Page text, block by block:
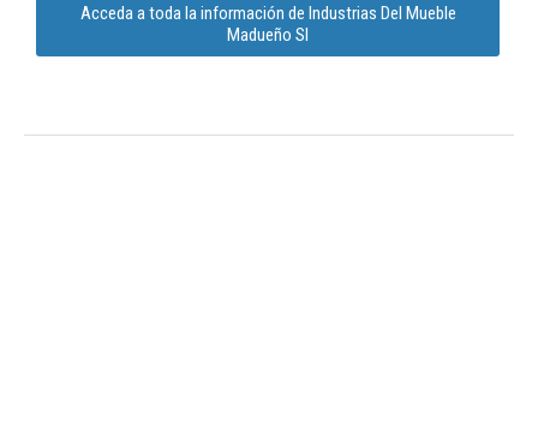
Acceda a toda la información de Industrias Del Mueble
Madueño Sl